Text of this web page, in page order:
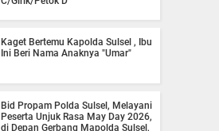
Kaget Bertemu Kapolda Sulsel , Ibu
Ini Beri Nama Anaknya "Umar"
Bid Propam Polda Sulsel, Melayani
Peserta Unjuk Rasa May Day 2026,
di Depan Gerbang Mapolda Sulsel,